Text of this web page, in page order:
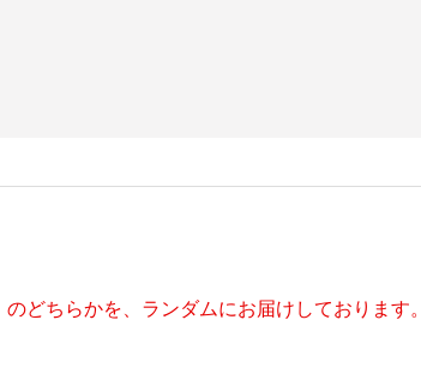
どちらかを、ランダムにお届けしております。